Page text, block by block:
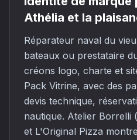
Athélia et la
Réparateur naval du
bateaux ou prestataire
créons logo, charte et
Pack Vitrine, avec des
devis technique,
nautique. Atelier Borrelli
et L'Original Pizza